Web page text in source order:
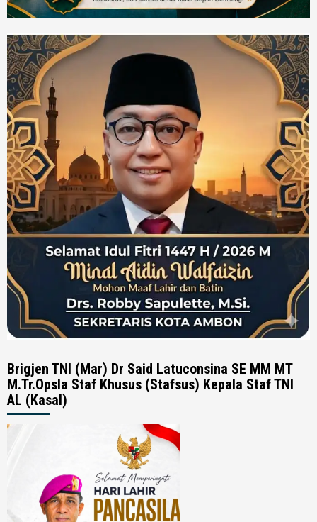
Brigjen TNI (Mar) Dr Said Latuconsina SE MM MT
M.Tr.Opsla Staf Khusus (Stafsus) Kepala Staf TNI
AL (Kasal)